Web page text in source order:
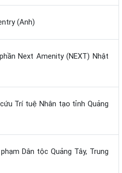
(Anh)
Next Amenity (NEXT) Nhật
Trí tuệ Nhân tạo tỉnh Quảng
Dân tộc Quảng Tây, Trung